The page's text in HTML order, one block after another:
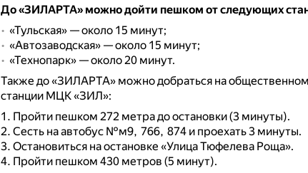
До «ЗИЛАРТА» можно дойти пешком от следующих
«Тульская» — около 15 минут;
«Автозаводская» — около 15 минут;
«Технопарк» — около 20 минут.
Также до «ЗИЛАРТА» можно добраться на
станции МЦК «ЗИЛ»:
Пройти пешком 272 метра до остановки (3 минуты).
Сесть на автобус №м9, 766, 874 и проехать 3 минуты.
Остановиться на остановке «Улица Тюфелева Роща».
Пройти пешком 430 метров (5 минут).